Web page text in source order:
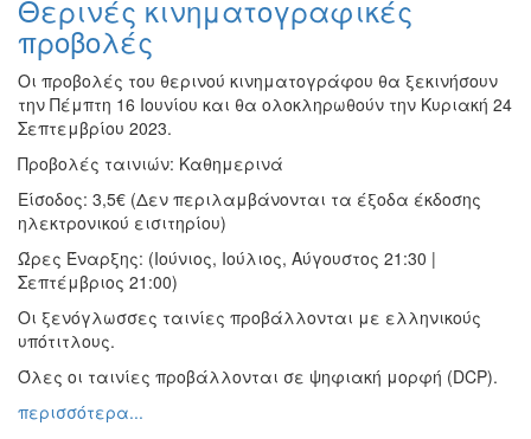
Ζωγραφική
Φωτογραφία
Τραγούδι
Μουσική
Κινηματογράφος
Χορός
Θέατρο
Παζάρι
Ειδών
Συνέδρια
-
Διημερίδες
Θερινές κινηματογραφικές
προβολές
Οι προβολές του θερινού κινηματογράφου θα ξεκινήσουν
την Πέμπτη 16 Ιουνίου και θα ολοκληρωθούν την Κυριακή 24
Σεπτεμβρίου 2023.
Προβολές ταινιών: Καθημερινά
Είσοδος: 3,5€ (Δεν περιλαμβάνονται τα έξοδα έκδοσης
ηλεκτρονικού εισιτηρίου)
Ώρες Έναρξης: (Ιούνιος, Ιούλιος, Αύγουστος 21:30 |
Σεπτέμβριος 21:00)
Οι ξενόγλωσσες ταινίες προβάλλονται με ελληνικούς
υπότιτλους.
Όλες οι ταινίες προβάλλονται σε ψηφιακή μορφή (DCP).
περισσότερα...